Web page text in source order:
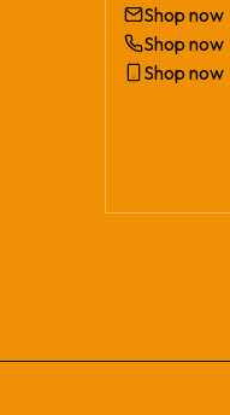
Shop now
Shop now
Shop now